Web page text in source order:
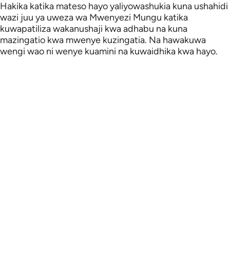
Hakika katika mateso hayo yaliyowashukia kuna ushahidi
wazi juu ya uweza wa Mwenyezi Mungu katika
kuwapatiliza wakanushaji kwa adhabu na kuna
mazingatio kwa mwenye kuzingatia. Na hawakuwa
wengi wao ni wenye kuamini na kuwaidhika kwa hayo.